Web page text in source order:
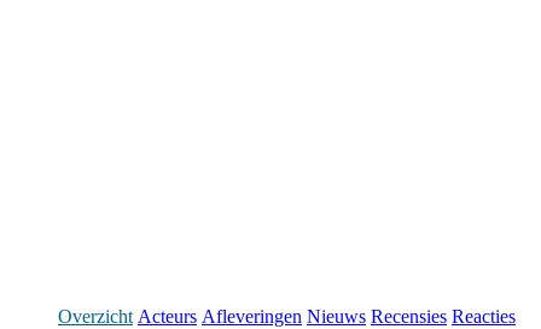
Overzicht Acteurs Afleveringen Nieuws Recensies Reacties